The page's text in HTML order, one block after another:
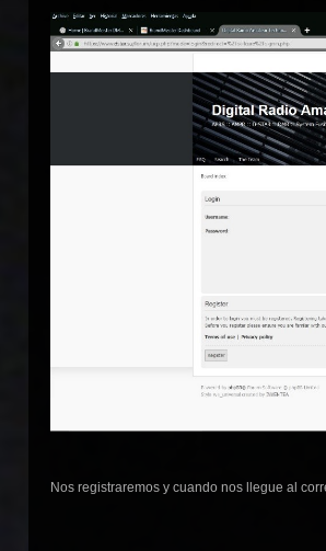
Nos registraremos y cuando nos llegue al